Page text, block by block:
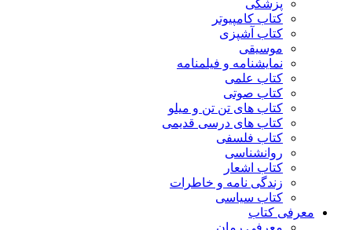
پزشکی
کتاب کامپیوتر
کتاب آشپزی
موسیقی
نمایشنامه و فیلمنامه
کتاب علمی
کتاب صوتی
کتاب های تن تن و میلو
کتاب های درسی قدیمی
کتاب فلسفی
روانشناسی
کتاب اشعار
زندگی نامه و خاطرات
کتاب سیاسی
معرفی کتاب